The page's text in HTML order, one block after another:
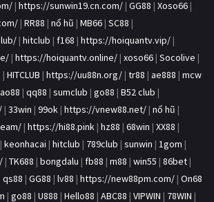
| https://sunwin19.cn.com/ | GG88 | Xoso66 |
| RR88 | nổ hũ | MB66 | SC88 |
| hitclub | f168 | https://hoiquantv.vip/ |
| https://hoiquantv.online/ | xoso66 | Socolive |
| HITCLUB | https://uu88n.org/ | tr88 | ae888 | mcw
ao88 | qq88 | sumclub | go88 | B52 club |
| 33win | 99ok | https://vnew88.net/ | nổ hũ |
| https://hi88.pink | hz88 | 68win | XX88 |
| keonhacai | hitclub | 789club | sunwin | 1gom |
| TK688 | bongdalu | fb88 | m88 | win55 | 86bet |
qs88 | GG88 | lv88 | https://new88pm.com/ | On68
| go88 | U888 | Hello88 | ABC88 | VIPWIN | 78WIN |